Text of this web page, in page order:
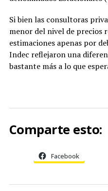
Si bien las consultoras
menor del nivel de precios
estimaciones apenas por
Indec reflejaron una
bastante más a lo que
Comparte esto:
Facebook